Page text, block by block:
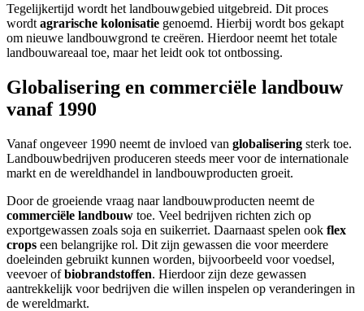
Tegelijkertijd wordt het landbouwgebied uitgebreid. Dit proces
wordt agrarische kolonisatie genoemd. Hierbij wordt bos gekapt
om nieuwe landbouwgrond te creëren. Hierdoor neemt het totale
landbouwareaal toe, maar het leidt ook tot ontbossing.
Globalisering en commerciële landbouw
vanaf 1990
Vanaf ongeveer 1990 neemt de invloed van globalisering sterk toe.
Landbouwbedrijven produceren steeds meer voor de internationale
markt en de wereldhandel in landbouwproducten groeit.
Door de groeiende vraag naar landbouwproducten neemt de
commerciële landbouw toe. Veel bedrijven richten zich op
exportgewassen zoals soja en suikerriet. Daarnaast spelen ook flex
crops een belangrijke rol. Dit zijn gewassen die voor meerdere
doeleinden gebruikt kunnen worden, bijvoorbeeld voor voedsel,
veevoer ofbiobrandstoffen. Hierdoor zijn deze gewassen
aantrekkelijk voor bedrijven die willen inspelen op veranderingen in
de wereldmarkt.